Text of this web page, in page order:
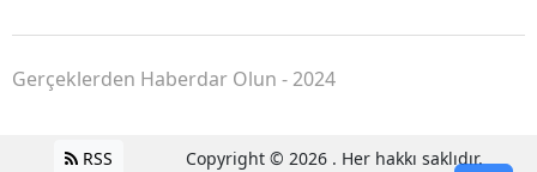
Gerçeklerden Haberdar Olun - 2024
RSS Copyright © 2026 . Her hakkı saklıdır.